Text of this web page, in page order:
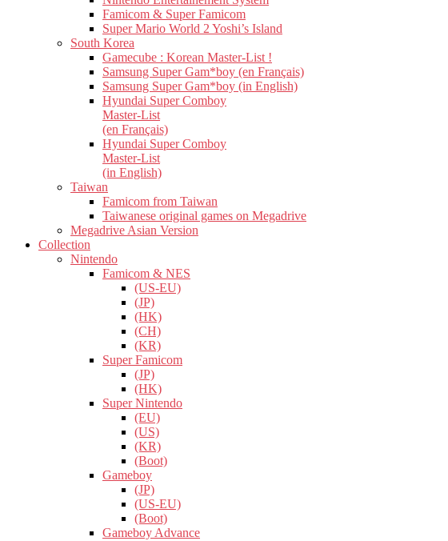
Famicom & Super Famicom
Super Mario World 2 Yoshi’s Island
South Korea
Gamecube : Korean Master-List !
Samsung Super Gam*boy (en Français)
Samsung Super Gam*boy (in English)
Hyundai Super Comboy
Master-List
(en Français)
Hyundai Super Comboy
Master-List
(in English)
Taiwan
Famicom from Taiwan
Taiwanese original games on Megadrive
Megadrive Asian Version
Collection
Nintendo
Famicom & NES
(US-EU)
(JP)
(HK)
(CH)
(KR)
Super Famicom
(JP)
(HK)
Super Nintendo
(EU)
(US)
(KR)
(Boot)
Gameboy
(JP)
(US-EU)
(Boot)
Gameboy Advance